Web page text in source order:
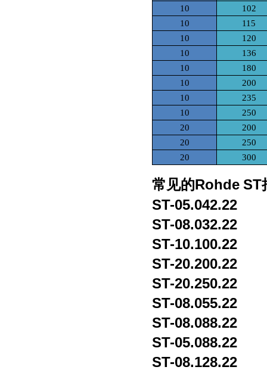
10
102
10
115
10
120
10
136
10
180
10
200
10
235
10
250
20
200
20
250
20
300
常见的Rohde ST
ST-05.042.22
ST-08.032.22
ST-10.100.22
ST-20.200.22
ST-20.250.22
ST-08.055.22
ST-08.088.22
ST-05.088.22
ST-08.128.22